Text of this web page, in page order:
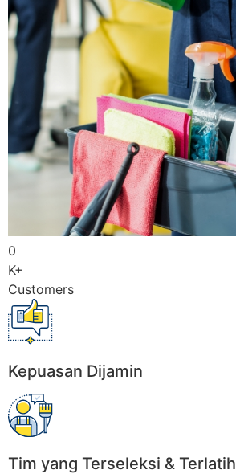
0
K+
Customers
Kepuasan Dijamin
Tim yang Terseleksi & Terlatih